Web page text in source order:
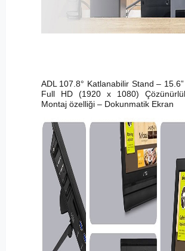
ADL 107.8° Katlanabilir Stand –
Full HD (1920 x 1080)
Montaj özelliği – Dokunmatik Ekran